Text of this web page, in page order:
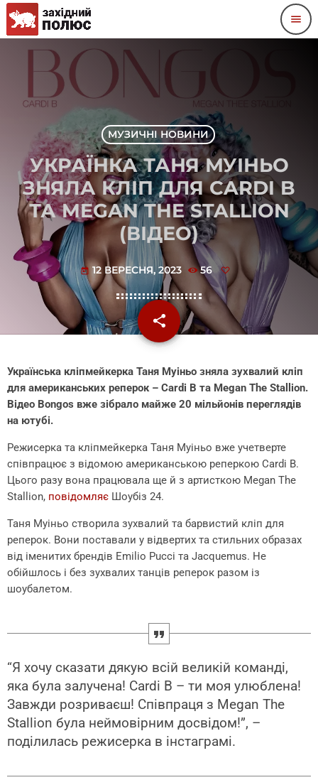
menu
МУЗИЧНІ НОВИНИ
УКРАЇНКА ТАНЯ МУІНЬО
ЗНЯЛА КЛІП ДЛЯ CARDI B
ТА MEGAN THE STALLION
(ВІДЕО)
today 12 ВЕРЕСНЯ, 2023 56
share
email
Українська кліпмейкерка Таня Муіньо зняла зухвалий кліп
для американських реперок – Cardi B та Megan The Stallion.
Відео Bongos вже зібрало майже 20 мільйонів переглядів
на ютубі.
Режисерка та кліпмейкерка Таня Муіньо вже учетверте
співпрацює з відомою американською реперкою Cardi B.
Цього разу вона працювала ще й з артисткою Megan The
Stallion, повідомляє Шоубіз 24.
Таня Муіньо створила зухвалий та барвистий кліп для
реперок. Вони поставали у відвертих та стильних образах
від іменитих брендів Emilio Pucci та Jacquemus. Не
обійшлось і без зухвалих танців реперок разом із
шоубалетом.
“Я хочу сказати дякую всій великій команді,
яка була залучена! Cardi B – ти моя улюблена!
Завжди розриваєш! Співпраця з Megan The
Stallion була неймовірним досвідом!”, –
поділилась режисерка в інстаграмі.